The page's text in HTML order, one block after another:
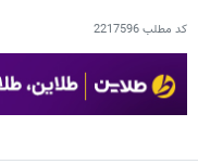
کد مطلب2217596